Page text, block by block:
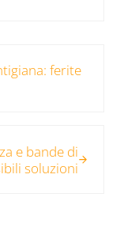
ferite
e bande di
soluzioni